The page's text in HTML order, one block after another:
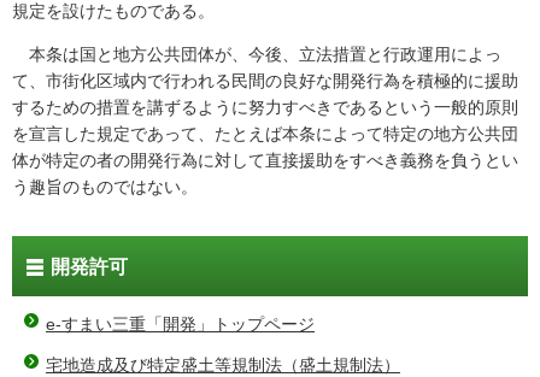
規定を設けたものである。
本条は国と地方公共団体が、今後、立法措置と行政運用によっ
て、市街化区域内で行われる民間の良好な開発行為を積極的に援助
するための措置を講ずるように努力すべきであるという一般的原則
を宣言した規定であって、たとえば本条によって特定の地方公共団
体が特定の者の開発行為に対して直接援助をすべき義務を負うとい
う趣旨のものではない。
開発許可
e-すまい三重「開発」トップページ
宅地造成及び特定盛土等規制法（盛土規制法）